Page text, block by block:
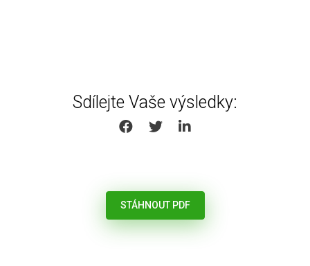
Sdílejte Vaše výsledky:
SHARE ON FACEBOOK
SHARE ON TWITTER
SHARE ON LINKEDIN
STÁHNOUT PDF